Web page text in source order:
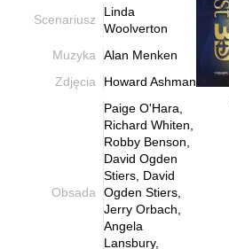
Scenariusz
Linda
Woolverton
Muzyka Alan Menken
Zdjęcia
Howard Ashman
Obsada
Paige O'Hara,
Richard Whiten,
Robby Benson,
David Ogden
Stiers, David
Ogden Stiers,
Jerry Orbach,
Angela
Lansbury,